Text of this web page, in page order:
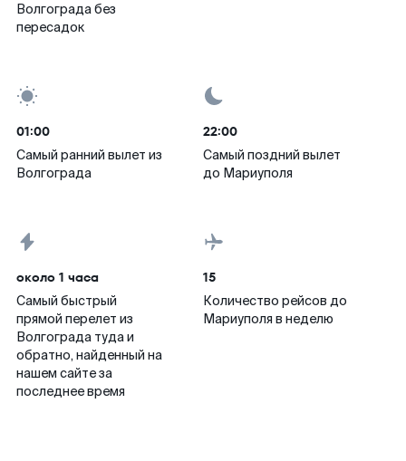
Волгограда без
пересадок
01:00
Самый ранний вылет из
Волгограда
22:00
Самый поздний вылет
до Мариуполя
около 1 часа
Самый быстрый
прямой перелет из
Волгограда туда и
обратно, найденный на
нашем сайте за
последнее время
15
Количество рейсов до
Мариуполя в неделю